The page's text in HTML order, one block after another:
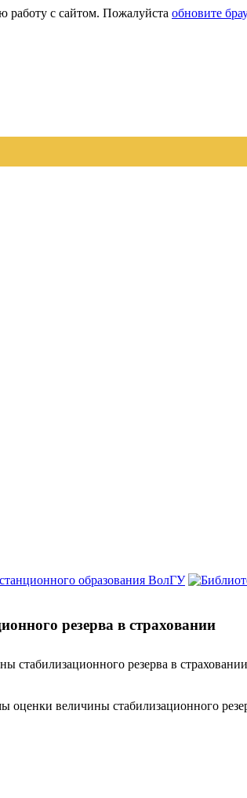
работу с сайтом. Пожалуйста обновите
образования ВолГУ
резерва в страховании
стабилизационного резерва в страховании
величины стабилизационного